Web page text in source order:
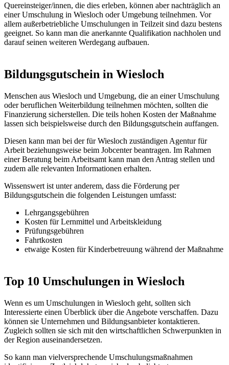
Quereinsteiger/innen, die dies erleben, können aber nachträglich an
einer Umschulung in Wiesloch oder Umgebung teilnehmen. Vor
allem außerbetriebliche Umschulungen in Teilzeit sind dazu bestens
geeignet. So kann man die anerkannte Qualifikation nachholen und
darauf seinen weiteren Werdegang aufbauen.
Bildungsgutschein in Wiesloch
Menschen aus Wiesloch und Umgebung, die an einer Umschulung
oder beruflichen Weiterbildung teilnehmen möchten, sollten die
Finanzierung sicherstellen. Die teils hohen Kosten der Maßnahme
lassen sich beispielsweise durch den Bildungsgutschein auffangen.
Diesen kann man bei der für Wiesloch zuständigen Agentur für
Arbeit beziehungsweise beim Jobcenter beantragen. Im Rahmen
einer Beratung beim Arbeitsamt kann man den Antrag stellen und
zudem alle relevanten Informationen erhalten.
Wissenswert ist unter anderem, dass die Förderung per
Bildungsgutschein die folgenden Leistungen umfasst:
Lehrgangsgebühren
Kosten für Lernmittel und Arbeitskleidung
Prüfungsgebühren
Fahrtkosten
etwaige Kosten für Kinderbetreuung während der Maßnahme
Top 10 Umschulungen in Wiesloch
Wenn es um Umschulungen in Wiesloch geht, sollten sich
Interessierte einen Überblick über die Angebote verschaffen. Dazu
können sie Unternehmen und Bildungsanbieter kontaktieren.
Zugleich sollten sie sich mit den wirtschaftlichen Schwerpunkten in
der Region auseinandersetzen.
So kann man vielversprechende Umschulungsmaßnahmen